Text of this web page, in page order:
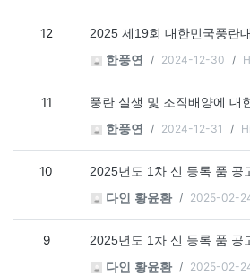
12
2025 제19회 대한민국풍란
한풍연
2024-12-30
11
풍란 실생 및 조직배양에 대
한풍연
2024-12-31
10
2025년도 1차 신 등록 품 공
다인 황윤환
2025-02-
9
2025년도 1차 신 등록 품 공
다인 황윤환
2025-02-